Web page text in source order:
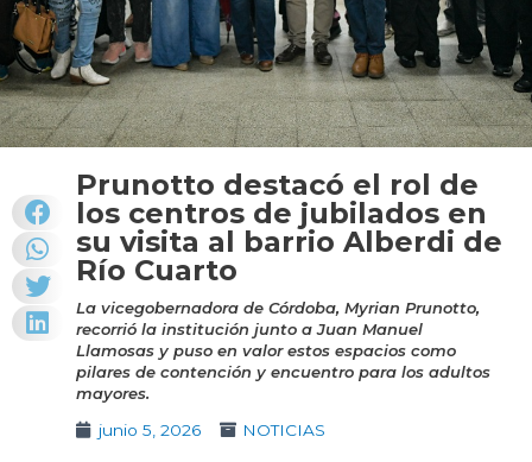
Prunotto destacó el rol de
los centros de jubilados en
su visita al barrio Alberdi de
Río Cuarto
La vicegobernadora de Córdoba, Myrian Prunotto,
recorrió la institución junto a Juan Manuel
Llamosas y puso en valor estos espacios como
pilares de contención y encuentro para los adultos
mayores.
junio 5, 2026
NOTICIAS